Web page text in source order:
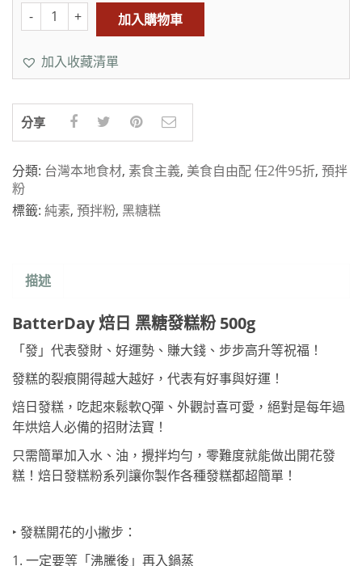
加入購物車
加入收藏清單
分享
分類: 台灣本地食材, 素食主義, 美食自由配 任2件95折, 預拌
粉
標籤: 純素, 預拌粉, 黑糖糕
描述
BatterDay 焙日 黑糖發糕粉 500g
「發」代表發財、好運勢、賺大錢、步步高升等祝福！
發糕的裂痕開得越大越好，代表有好事與好運！
焙日發糕，吃起來鬆軟Q彈、外觀討喜可愛，絕對是每年過
年烘焙人必備的招財法寶！
只需簡單加入水、油，攪拌均勻，零難度就能做出開花發
糕！焙日發糕粉系列讓你製作各種發糕都超簡單！
‣ 發糕開花的小撇步：
1. 一定要等「沸騰後」再入鍋蒸